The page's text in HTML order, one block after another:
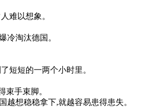
难以想象 。
冷淘汰德国 。
短短的一两个小时里 。
束手束脚。
越想稳稳拿下,就越容易患得患失。